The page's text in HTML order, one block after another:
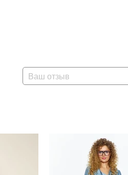
Ваш отзыв